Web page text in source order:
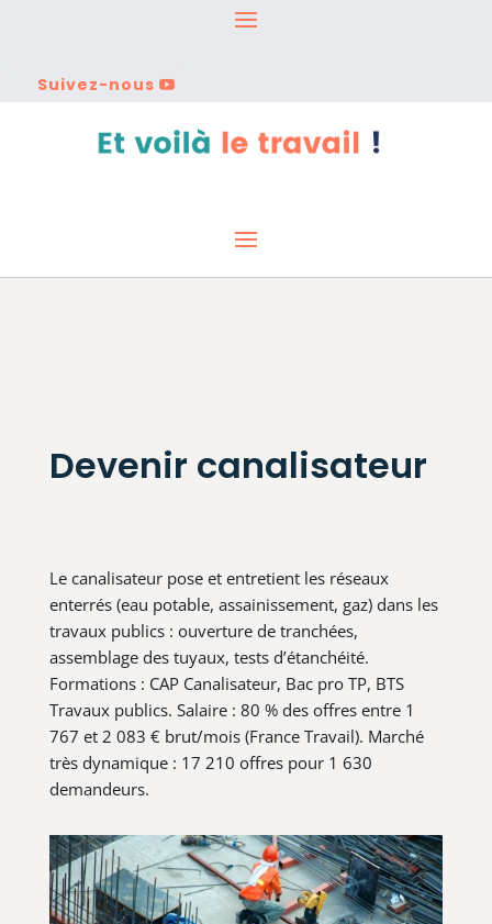
Suivez-nous
Devenir canalisateur
Le canalisateur pose et entretient les réseaux
enterrés (eau potable, assainissement, gaz) dans les
travaux publics : ouverture de tranchées,
assemblage des tuyaux, tests d’étanchéité.
Formations : CAP Canalisateur, Bac pro TP, BTS
Travaux publics. Salaire : 80 % des offres entre 1
767 et 2 083 € brut/mois (France Travail). Marché
très dynamique : 17 210 offres pour 1 630
demandeurs.